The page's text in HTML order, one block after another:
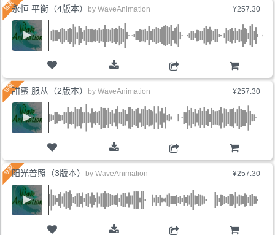
¥257.30
永恒 平衡（4版本） by WaveAnimation
¥257.30
甜蜜 服从（2版本） by WaveAnimation
¥257.30
阳光普照（3版本） by WaveAnimation